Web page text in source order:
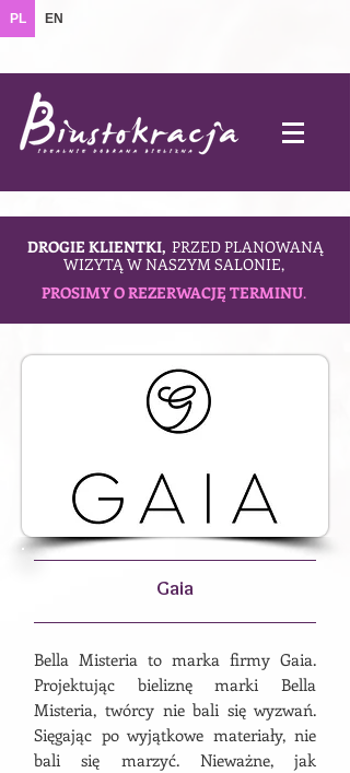
PL EN
DROGIE KLIENTKI, PRZED PLANOWANĄ
WIZYTĄ W NASZYM SALONIE,
PROSIMY O REZERWACJĘ TERMINU.
Gaia
Bella Misteria to marka firmy Gaia.
Projektując bieliznę marki Bella
Misteria, twórcy nie bali się wyzwań.
Sięgając po wyjątkowe materiały, nie
bali się marzyć. Nieważne, jak